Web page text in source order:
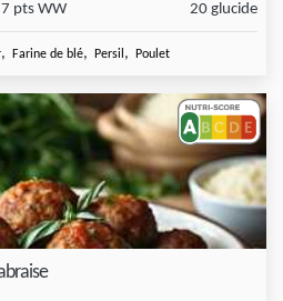
7 pts WW 20 glucide
, Farine de blé, Persil , Poulet